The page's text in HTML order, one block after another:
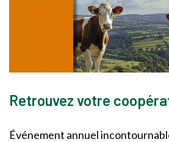
Retrouvez votre
Événement annuel